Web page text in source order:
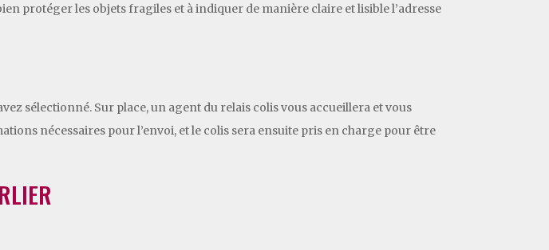
protéger les objets fragiles et à indiquer de manière claire et lisible l’adresse
sélectionné. Sur place, un agent du relais colis vous accueillera et vous
nécessaires pour l’envoi, et le colis sera ensuite pris en charge pour être